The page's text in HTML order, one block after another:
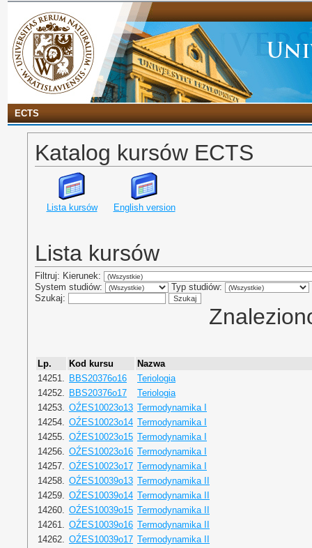
ECTS
Katalog kursów ECTS
Lista kursów English version
Lista kursów
Filtruj: Kierunek:
System studiów:
Typ studiów:
Szukaj:
Lp. Kod kursu
Nazwa
14251. BBS20376o16
Teriologia
14252. BBS20376o17
Teriologia
14253. OŹES10023o13 Termodynamika I
14254. OŹES10023o14 Termodynamika I
14255. OŹES10023o15 Termodynamika I
14256. OŹES10023o16 Termodynamika I
14257. OŹES10023o17 Termodynamika I
14258. OŹES10039o13 Termodynamika II
14259. OŹES10039o14 Termodynamika II
14260. OŹES10039o15 Termodynamika II
14261. OŹES10039o16 Termodynamika II
14262. OŹES10039o17 Termodynamika II